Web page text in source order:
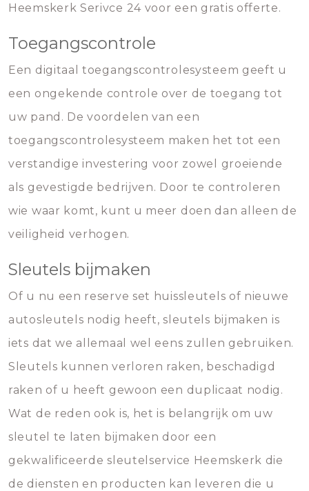
Heemskerk Serivce 24 voor een gratis offerte.
Toegangscontrole
Een digitaal toegangscontrolesysteem geeft u
een ongekende controle over de toegang tot
uw pand. De voordelen van een
toegangscontrolesysteem maken het tot een
verstandige investering voor zowel groeiende
als gevestigde bedrijven. Door te controleren
wie waar komt, kunt u meer doen dan alleen de
veiligheid verhogen.
Sleutels bijmaken
Of u nu een reserve set huissleutels of nieuwe
autosleutels nodig heeft, sleutels bijmaken is
iets dat we allemaal wel eens zullen gebruiken.
Sleutels kunnen verloren raken, beschadigd
raken of u heeft gewoon een duplicaat nodig.
Wat de reden ook is, het is belangrijk om uw
sleutel te laten bijmaken door een
gekwalificeerde sleutelservice Heemskerk die
de diensten en producten kan leveren die u